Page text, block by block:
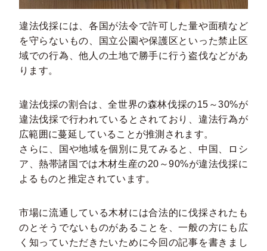
違法伐採には、各国が法令で許可した量や面積など
を守らないもの、国立公園や保護区といった禁止区
域での行為、他人の土地で勝手に行う盗伐などがあ
ります。
違法伐採の割合は、全世界の森林伐採の15～30%が
違法伐採で行われているとされており、違法行為が
広範囲に蔓延していることが推測されます。
さらに、国や地域を個別に見てみると、中国、ロシ
ア、熱帯諸国では木材生産の20～90%が違法伐採に
よるものと推定されています。
市場に流通している木材には合法的に伐採されたも
のとそうでないものがあることを、一般の方にも広
く知っていただきたいために今回の記事を書きまし